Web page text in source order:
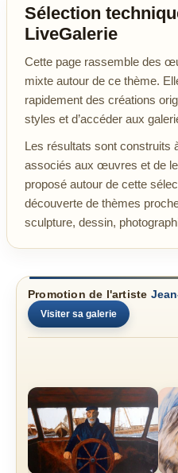
Sélection
LiveGalerie
Cette page rassemble des
mixte autour de ce thème.
rapidement des créations
styles et d’accéder aux
Les résultats sont construits
associés aux œuvres et de
proposé autour de cette
découverte de thèmes
sculpture, dessin,
Promotion de l'artiste
Visiter sa galerie